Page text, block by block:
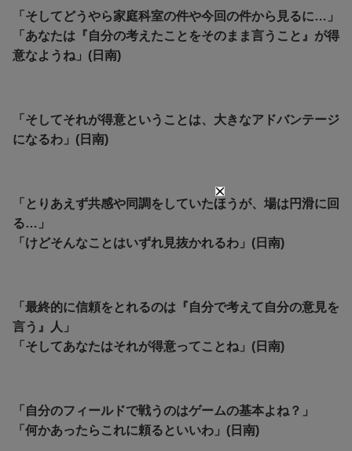
「そしてどうやら家庭科室の件や今回の件から見るに…」
「あなたは『自分の考えたことをそのまま言うこと』が得
意なようね」(日南)
「そしてそれが得意ということは、大きなアドバンテージ
になるわ」(日南)
「とりあえず共感や同調をしていたほうが、場は円滑に回
る…」
「けどそんなことはいずれ見抜かれるわ」(日南)
「最終的に信頼をとれるのは『自分で考えて自分の意見を
言う』人」
「そしてあなたはそれが得意ってことね」(日南)
「自分のフィールドで戦うのはゲームの基本よね？」
「何かあったらこれに頼るといいわ」(日南)